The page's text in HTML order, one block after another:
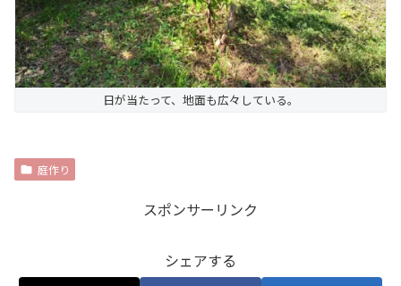
日が当たって、地面も広々している。
庭作り
スポンサーリンク
シェアする